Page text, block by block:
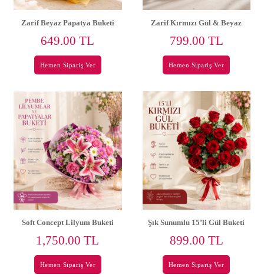
Zarif Beyaz Papatya Buketi
649.00 TL
Hemen Sipariş Ver
Zarif Kırmızı Gül & Beyaz
799.00 TL
Hemen Sipariş Ver
Soft Concept Lilyum Buketi
1,750.00 TL
Hemen Sipariş Ver
Şık Sunumlu 15’li Gül Buketi
899.00 TL
Hemen Sipariş Ver